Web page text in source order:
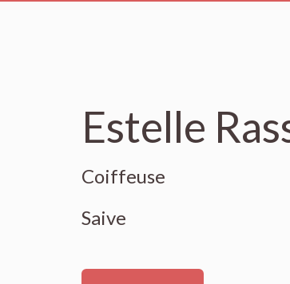
Estelle
Coiffeuse
Saive